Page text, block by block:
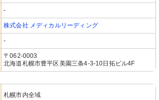
-
株式会社 メディカルリーディング
-
〒062-0003
北海道札幌市豊平区美園三条4-3-10日拓ビル4F
札幌市内全域